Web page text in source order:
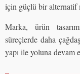
için güçlü bir alternatif
Marka, ürün
süreçlerde daha
yapı ile yoluna devam